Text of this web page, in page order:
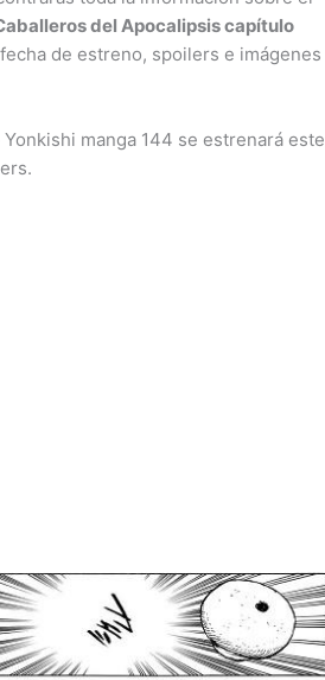
del Apocalipsis capítulo
de estreno, spoilers e imágenes
manga 144 se estrenará este